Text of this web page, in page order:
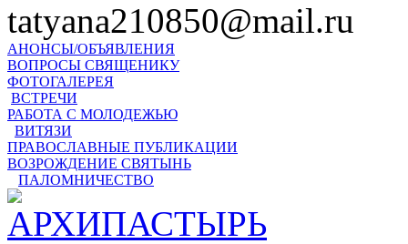
tatyana210850@mail.ru
АНОНСЫ/ОБЪЯВЛЕНИЯ
ВОПРОСЫ СВЯЩЕНИКУ
ФОТОГАЛЕРЕЯ
ВСТРЕЧИ
РАБОТА С МОЛОДЕЖЬЮ
ВИТЯЗИ
ПРАВОСЛАВНЫЕ ПУБЛИКАЦИИ
ВОЗРОЖДЕНИЕ СВЯТЫНЬ
ПАЛОМНИЧЕСТВО
АРХИПАСТЫРЬ